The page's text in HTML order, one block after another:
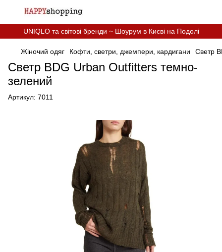
UNIQLO та світові бренди ~ Шоурум в Києві на Подолі
Жіночий одяг Кофти, светри, джемпери, кардигани Светр
Светр BDG Urban Outfitters темно-
зелений
Артикул: 7011